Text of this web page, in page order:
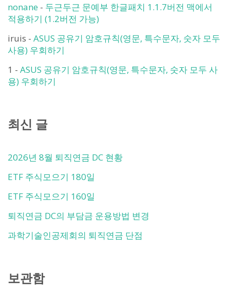
nonane - 두근두근 문예부 한글패치 1.1.7버전 맥에서
적용하기 (1.2버전 가능)
iruis - ASUS 공유기 암호규칙(영문, 특수문자, 숫자 모두
사용) 우회하기
1 - ASUS 공유기 암호규칙(영문, 특수문자, 숫자 모두 사
용) 우회하기
최신 글
2026년 8월 퇴직연금 DC 현황
ETF 주식모으기 180일
ETF 주식모으기 160일
퇴직연금 DC의 부담금 운용방법 변경
과학기술인공제회의 퇴직연금 단점
보관함